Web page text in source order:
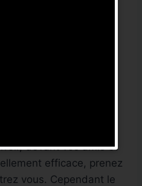
au journalistes et
votre image,
afin que votre
Vous pourriez vous
devant vos amis et
efficace, prenez
vous. Cependant le